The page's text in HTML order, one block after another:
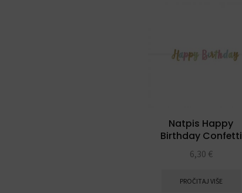
Natpis Happy
Birthday Confetti
6,30 €
PROČITAJ VIŠE